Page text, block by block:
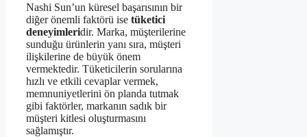
Nashi Sun’un küresel başarısının bir
diğer önemli faktörü ise tüketici
deneyimleridir. Marka, müşterilerine
sunduğu ürünlerin yanı sıra, müşteri
ilişkilerine de büyük önem
vermektedir. Tüketicilerin sorularına
hızlı ve etkili cevaplar vermek,
memnuniyetlerini ön planda tutmak
gibi faktörler, markanın sadık bir
müşteri kitlesi oluşturmasını
sağlamıştır.